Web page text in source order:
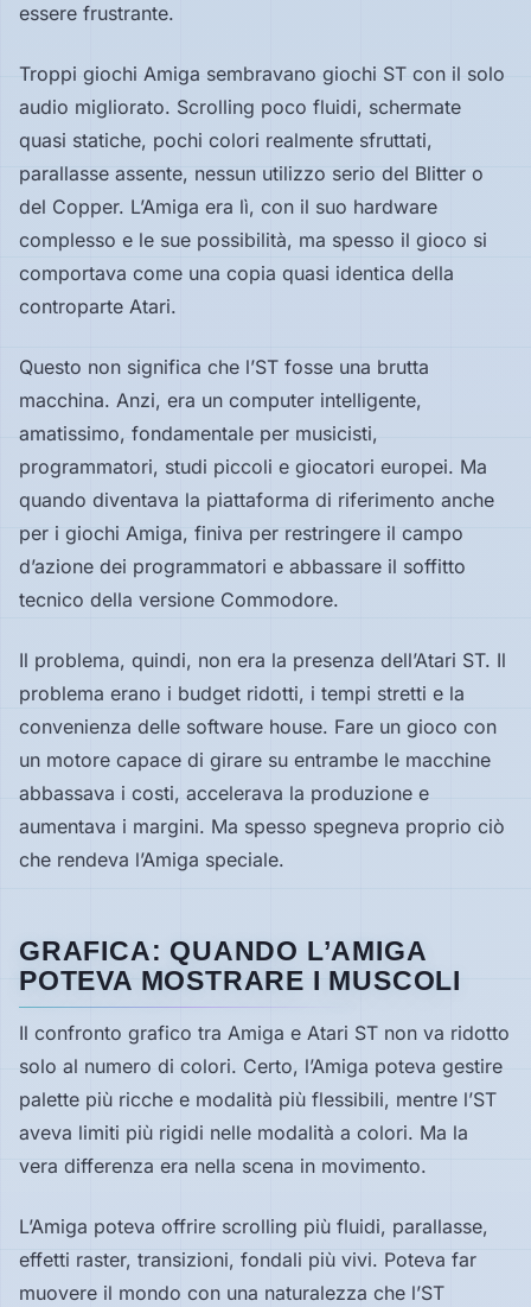
essere frustrante.
Troppi giochi Amiga sembravano giochi ST con il solo
audio migliorato. Scrolling poco fluidi, schermate
quasi statiche, pochi colori realmente sfruttati,
parallasse assente, nessun utilizzo serio del Blitter o
del Copper. L’Amiga era lì, con il suo hardware
complesso e le sue possibilità, ma spesso il gioco si
comportava come una copia quasi identica della
controparte Atari.
Questo non significa che l’ST fosse una brutta
macchina. Anzi, era un computer intelligente,
amatissimo, fondamentale per musicisti,
programmatori, studi piccoli e giocatori europei. Ma
quando diventava la piattaforma di riferimento anche
per i giochi Amiga, finiva per restringere il campo
d’azione dei programmatori e abbassare il soffitto
tecnico della versione Commodore.
Il problema, quindi, non era la presenza dell’Atari ST. Il
problema erano i budget ridotti, i tempi stretti e la
convenienza delle software house. Fare un gioco con
un motore capace di girare su entrambe le macchine
abbassava i costi, accelerava la produzione e
aumentava i margini. Ma spesso spegneva proprio ciò
che rendeva l’Amiga speciale.
GRAFICA: QUANDO L’AMIGA
POTEVA MOSTRARE I MUSCOLI
Il confronto grafico tra Amiga e Atari ST non va ridotto
solo al numero di colori. Certo, l’Amiga poteva gestire
palette più ricche e modalità più flessibili, mentre l’ST
aveva limiti più rigidi nelle modalità a colori. Ma la
vera differenza era nella scena in movimento.
L’Amiga poteva offrire scrolling più fluidi, parallasse,
effetti raster, transizioni, fondali più vivi. Poteva far
muovere il mondo con una naturalezza che l’ST